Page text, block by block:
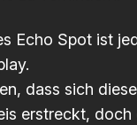
Echo Spot ist
dass sich
erstreckt,